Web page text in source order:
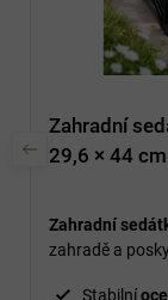
Zahradní
29,6 × 44
Zahradní
zahradě a
Stabilní